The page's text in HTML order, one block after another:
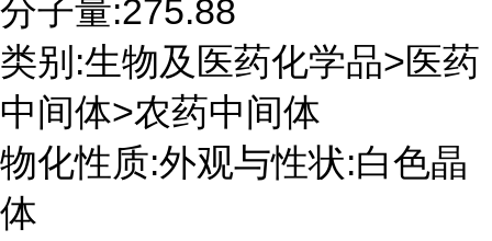
分子量:275.88
类别:生物及医药化学品>医药
中间体>农药中间体
物化性质:外观与性状:白色晶
体